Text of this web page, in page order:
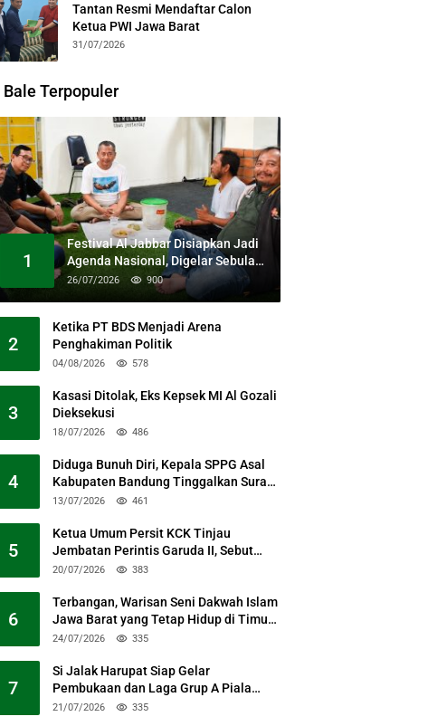
Tantan Resmi Mendaftar Calon
Ketua PWI Jawa Barat
31/07/2026
Bale Terpopuler
1
Festival Al Jabbar Disiapkan Jadi
Agenda Nasional, Digelar Sebulan
Penuh di Kawasan Masjid Raya Al
26/07/2026 900
2
Ketika PT BDS Menjadi Arena
Penghakiman Politik
04/08/2026 578
3
Kasasi Ditolak, Eks Kepsek MI Al Gozali
Dieksekusi
18/07/2026 486
4
Diduga Bunuh Diri, Kepala SPPG Asal
Kabupaten Bandung Tinggalkan Surat
Permohonan Maaf
13/07/2026 461
5
Ketua Umum Persit KCK Tinjau
Jembatan Perintis Garuda II, Sebut
Simbol Kebersamaan TNI dan Rakyat
20/07/2026 383
6
Terbangan, Warisan Seni Dakwah Islam
Jawa Barat yang Tetap Hidup di Timur
Kabupaten Bandung
24/07/2026 335
7
Si Jalak Harupat Siap Gelar
Pembukaan dan Laga Grup A Piala
Presiden 2026 Sabtu Mendatang
21/07/2026 335